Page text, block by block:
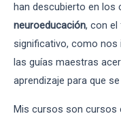
han descubierto en los
neuroeducación, con el
significativo, como nos
las guías maestras
aprendizaje para que
Mis cursos son cursos